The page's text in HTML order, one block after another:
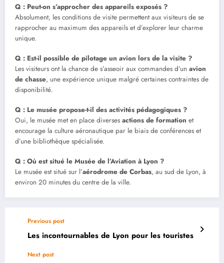
Q : Peut-on s’approcher des appareils exposés ?
Absolument, les conditions de visite permettent aux visiteurs de se
rapprocher au maximum des appareils et d’explorer leur charme
unique.
Q : Est-il possible de pilotage un avion lors de la visite ?
Les visiteurs ont la chance de s’asseoir aux commandes d’un avion
de chasse, une expérience unique malgré certaines contraintes de
disponibilité.
Q : Le musée propose-t-il des activités pédagogiques ?
Oui, le musée met en place diverses actions de formation et
encourage la culture aéronautique par le biais de conférences et
d’une bibliothèque spécialisée.
Q : Où est situé le Musée de l’Aviation à Lyon ?
Le musée est situé sur l’aérodrome de Corbas, au sud de Lyon, à
environ 20 minutes du centre de la ville.
Previous post
Les incontournables de Lyon pour les touristes
Next post